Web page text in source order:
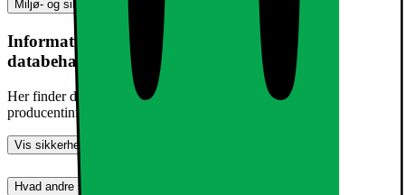
Miljø- og sikkerhedsoplysninger
Information om produktsikkerhed og
databehandling
Her finder du information om generel produktsikkerhed og
producentinformation
Vis sikkerhedsoplysninger
Hvad andre synes (0)